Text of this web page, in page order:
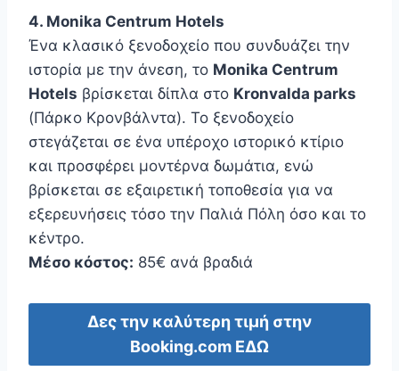
4. Monika Centrum Hotels
Ένα κλασικό ξενοδοχείο που συνδυάζει την
ιστορία με την άνεση, το Monika Centrum
Hotels βρίσκεται δίπλα στο Kronvalda parks
(Πάρκο Κρονβάλντα). Το ξενοδοχείο
στεγάζεται σε ένα υπέροχο ιστορικό κτίριο
και προσφέρει μοντέρνα δωμάτια, ενώ
βρίσκεται σε εξαιρετική τοποθεσία για να
εξερευνήσεις τόσο την Παλιά Πόλη όσο και το
κέντρο.
Μέσο κόστος: 85€ ανά βραδιά
Δες την καλύτερη τιμή στην
Booking.com ΕΔΩ